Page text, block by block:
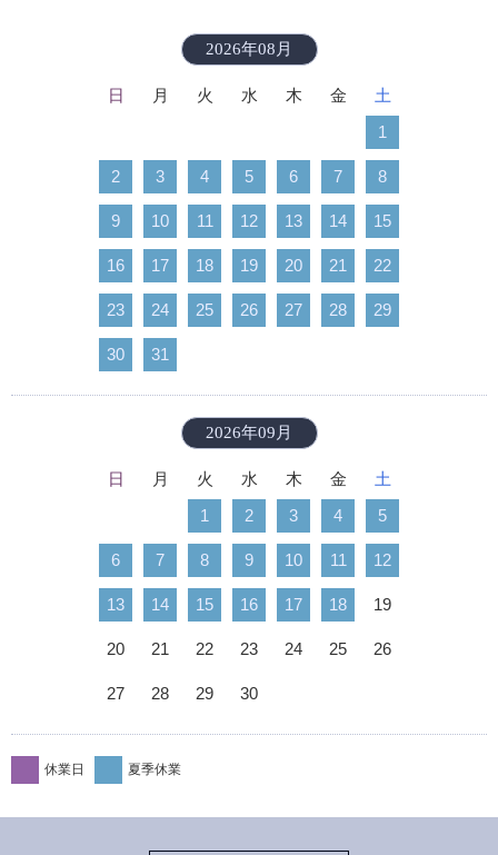
2026年08月
日 月 火 水 木 金
土
1
2 3 4 5 6 7 8
9 10 11 12 13 14 15
16 17 18 19 20 21 22
23 24 25 26 27 28 29
30 31
2026年09月
日 月 火 水 木 金
土
1
2 3 4 5
6 7 8 9 10 11 12
13 14 15 16 17 18 19
20 21 22 23 24 25 26
27 28 29 30
休業日 夏季休業